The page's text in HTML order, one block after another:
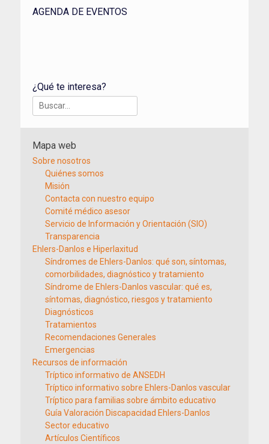
AGENDA DE EVENTOS
¿Qué te interesa?
Buscar:
Mapa web
Sobre nosotros
Quiénes somos
Misión
Contacta con nuestro equipo
Comité médico asesor
Servicio de Información y Orientación (SIO)
Transparencia
Ehlers-Danlos e Hiperlaxitud
Síndromes de Ehlers-Danlos: qué son, síntomas,
comorbilidades, diagnóstico y tratamiento
Síndrome de Ehlers-Danlos vascular: qué es,
síntomas, diagnóstico, riesgos y tratamiento
Diagnósticos
Tratamientos
Recomendaciones Generales
Emergencias
Recursos de información
Tríptico informativo de ANSEDH
Tríptico informativo sobre Ehlers-Danlos vascular
Tríptico para familias sobre ámbito educativo
Guía Valoración Discapacidad Ehlers-Danlos
Sector educativo
Artículos Científicos